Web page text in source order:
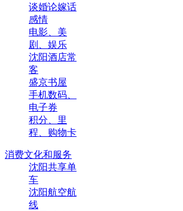
谈婚论嫁话
感情
电影、美
剧、娱乐
沈阳酒店常
客
盛京书屋
手机数码、
电子券
积分、里
程、购物卡
消费文化和服务
沈阳共享单
车
沈阳航空航
线